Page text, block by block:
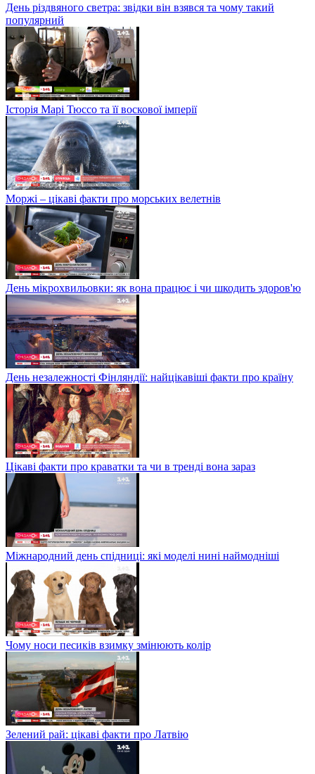
День різдвяного светра: звідки він взявся та чому такий
популярний
Історія Марі Тюссо та її воскової імперії
Моржі – цікаві факти про морських велетнів
День мікрохвильовки: як вона працює і чи шкодить здоров'ю
День незалежності Фінляндії: найцікавіші факти про країну
Цікаві факти про краватки та чи в тренді вона зараз
Міжнародний день спідниці: які моделі нині наймодніші
Чому носи песиків взимку змінюють колір
Зелений рай: цікаві факти про Латвію